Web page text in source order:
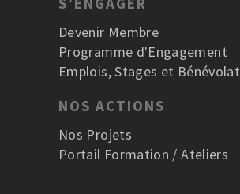
Devenir Membre
Programme d'Engagement
Emplois, Stages et Bénévolat
NOS ACTIONS
Nos Projets
Portail Formation / Ateliers